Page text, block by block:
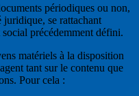
périodiques ou non,
juridique, se rattachant
précédemment défini.
matériels à la disposition
tant sur le contenu que
Pour cela :